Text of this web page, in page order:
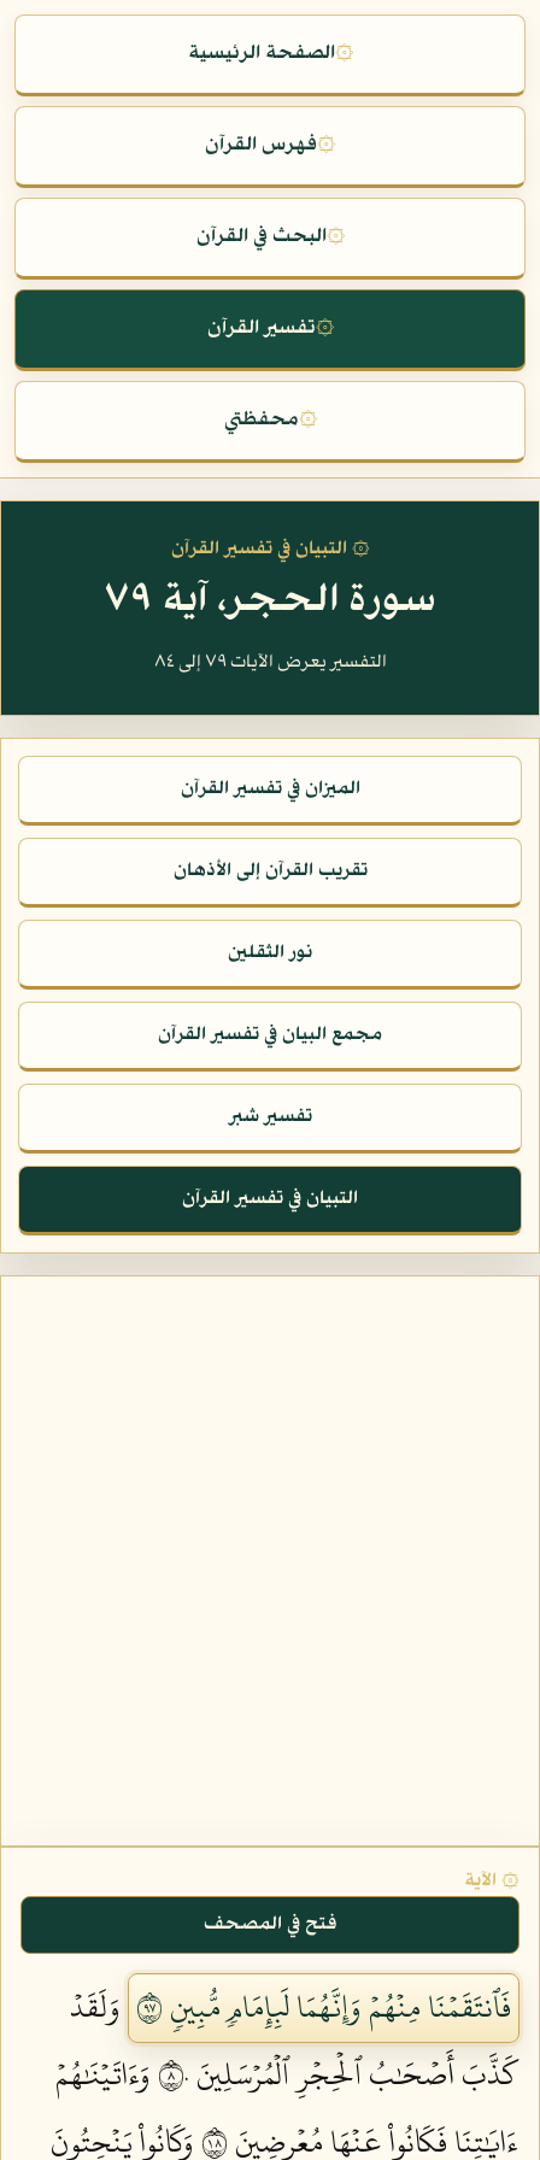
۞الصفحة الرئيسية
۞فهرس القرآن
۞البحث في القرآن
۞تفسير القرآن
۞محفظتي
۞ التبيان في تفسير القرآن
سورة الحجر، آية ٧٩
التفسير يعرض الآيات ٧٩ إلى ٨٤
الميزان في تفسير القرآن
تقريب القرآن إلى الأذهان
نور الثقلين
مجمع البيان في تفسير القرآن
تفسير شبر
التبيان في تفسير القرآن
۞ الآية
فتح في المصحف
فَٱنتَقَمۡنَا مِنۡهُمۡ وَإِنَّهُمَا لَبِإِمَامٖ مُّبِينٖ ٧٩
وَلَقَدۡ
كَذَّبَ أَصۡحَٰبُ ٱلۡحِجۡرِ ٱلۡمُرۡسَلِينَ ٨٠
وَءَاتَيۡنَٰهُمۡ
ءَايَٰتِنَا فَكَانُواْ عَنۡهَا مُعۡرِضِينَ ٨١
وَكَانُواْ يَنۡحِتُونَ